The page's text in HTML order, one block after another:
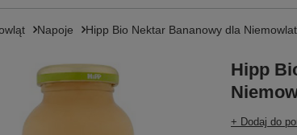
Napoje Hipp Bio Nektar Bananowy dla
Hipp
+ Dodaj do